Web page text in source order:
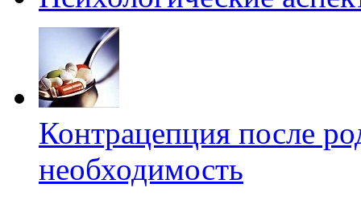
Контрацепция после
необходимость